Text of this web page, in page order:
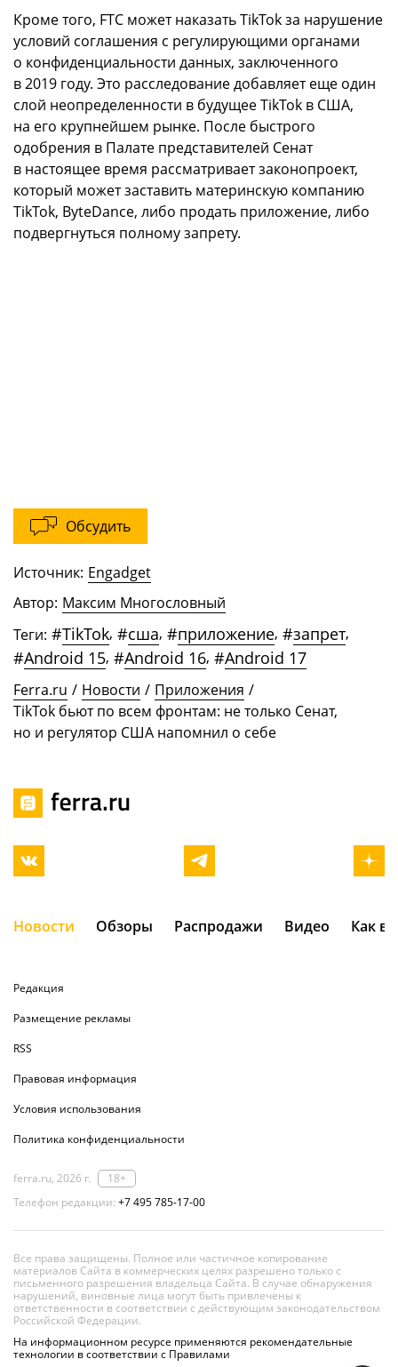
Кроме того, FTC может наказать TikTok за нарушение
условий соглашения с регулирующими органами
о конфиденциальности данных, заключенного
в 2019 году. Это расследование добавляет еще один
слой неопределенности в будущее TikTok в США,
на его крупнейшем рынке. После быстрого
одобрения в Палате представителей Сенат
в настоящее время рассматривает законопроект,
который может заставить материнскую компанию
TikTok, ByteDance, либо продать приложение, либо
подвергнуться полному запрету.
Обсудить
Источник: Engadget
Автор: Максим Многословный
Теги: #TikTok, #сша, #приложение, #запрет,
#Android 15, #Android 16, #Android 17
Ferra.ru / Новости / Приложения /
TikTok бьют по всем фронтам: не только Сенат,
но и регулятор США напомнил о себе
Новости Обзоры Распродажи Видео Как
Редакция
Размещение рекламы
RSS
Правовая информация
Условия использования
Политика конфиденциальности
ferra.ru, 2026 г.
18+
Телефон редакции: +7 495 785-17-00
Все права защищены. Полное или частичное копирование
материалов Сайта в коммерческих целях разрешено только с
письменного разрешения владельца Сайта. В случае обнаружения
нарушений, виновные лица могут быть привлечены к
ответственности в соответствии с действующим законодательством
Российской Федерации.
На информационном ресурсе применяются рекомендательные
технологии в соответствии с Правилами